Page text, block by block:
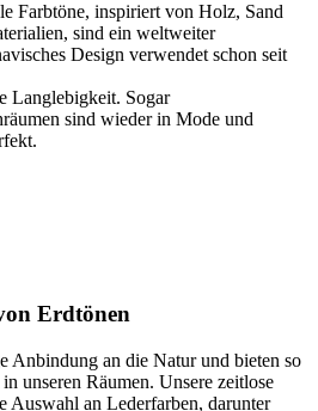
Farbtöne, inspiriert von Holz, Sand
sind ein weltweiter
Design verwendet schon seit
Langlebigkeit. Sogar
sind wieder in Mode und
Erdtönen
Anbindung an die Natur und bieten so
unseren Räumen. Unsere zeitlose
Auswahl an Lederfarben, darunter